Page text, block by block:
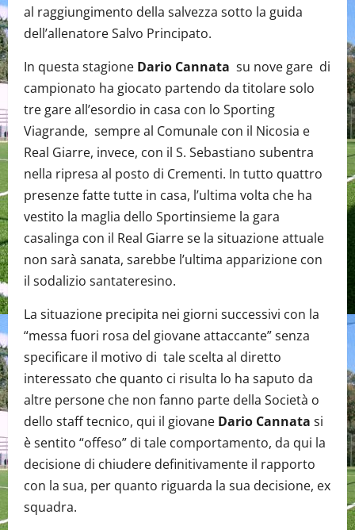
al raggiungimento della salvezza sotto la guida
dell’allenatore Salvo Principato.
In questa stagione Dario Cannata su nove gare di
campionato ha giocato partendo da titolare solo
tre gare all’esordio in casa con lo Sporting
Viagrande, sempre al Comunale con il Nicosia e
Real Giarre, invece, con il S. Sebastiano subentra
nella ripresa al posto di Crementi. In tutto quattro
presenze fatte tutte in casa, l’ultima volta che ha
vestito la maglia dello Sportinsieme la gara
casalinga con il Real Giarre se la situazione attuale
non sarà sanata, sarebbe l’ultima apparizione con
il sodalizio santateresino.
La situazione precipita nei giorni successivi con la
“messa fuori rosa del giovane attaccante” senza
specificare il motivo di tale scelta al diretto
interessato che quanto ci risulta lo ha saputo da
altre persone che non fanno parte della Società o
dello staff tecnico, qui il giovane Dario Cannata si
è sentito “offeso” di tale comportamento, da qui la
decisione di chiudere definitivamente il rapporto
con la sua, per quanto riguarda la sua decisione, ex
squadra.